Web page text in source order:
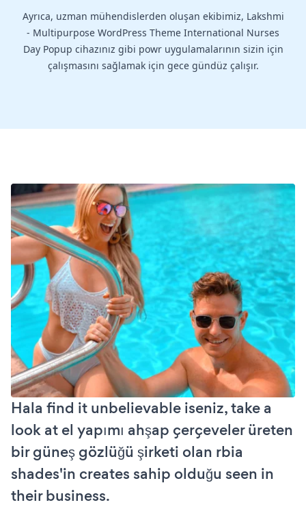
Ayrıca, uzman mühendislerden oluşan ekibimiz, Lakshmi
- Multipurpose WordPress Theme International Nurses
Day Popup cihazınız gibi powr uygulamalarının sizin için
çalışmasını sağlamak için gece gündüz çalışır.
Hala find it unbelievable iseniz, take a
look at el yapımı ahşap çerçeveler üreten
bir güneş gözlüğü şirketi olan rbia
shades'in creates sahip olduğu seen in
their business.